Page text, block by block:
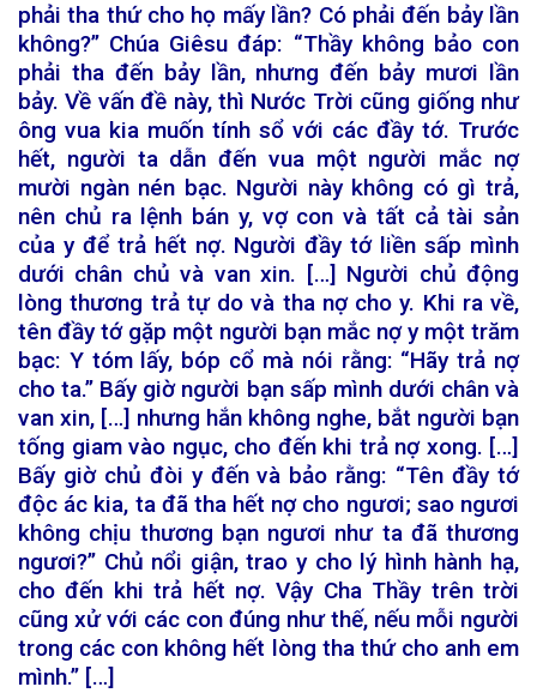
phải tha thứ cho họ mấy lần? Có phải đến bảy lần
không?” Chúa Giêsu đáp: “Thầy không bảo con
phải tha đến bảy lần, nhưng đến bảy mươi lần
bảy. Về vấn đề này, thì Nước Trời cũng giống như
ông vua kia muốn tính sổ với các đầy tớ. Trước
hết, người ta dẫn đến vua một người mắc nợ
mười ngàn nén bạc. Người này không có gì trả,
nên chủ ra lệnh bán y, vợ con và tất cả tài sản
của y để trả hết nợ. Người đầy tớ liền sấp mình
dưới chân chủ và van xin. […] Người chủ động
lòng thương trả tự do và tha nợ cho y. Khi ra về,
tên đầy tớ gặp một người bạn mắc nợ y một trăm
bạc: Y tóm lấy, bóp cổ mà nói rằng: “Hãy trả nợ
cho ta.” Bấy giờ người bạn sấp mình dưới chân và
van xin, […] nhưng hắn không nghe, bắt người bạn
tống giam vào ngục, cho đến khi trả nợ xong. […]
Bấy giờ chủ đòi y đến và bảo rằng: “Tên đầy tớ
độc ác kia, ta đã tha hết nợ cho ngươi; sao ngươi
không chịu thương bạn ngươi như ta đã thương
ngươi?” Chủ nổi giận, trao y cho lý hình hành hạ,
cho đến khi trả hết nợ. Vậy Cha Thầy trên trời
cũng xử với các con đúng như thế, nếu mỗi người
trong các con không hết lòng tha thứ cho anh em
mình.” […]